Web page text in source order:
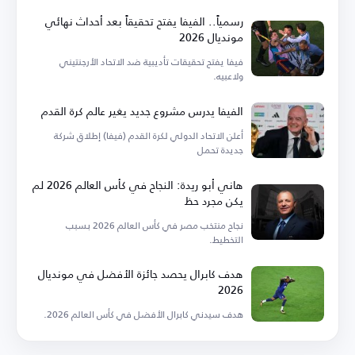
رسمياً.. الفيفا يفتح تحقيقاً بعد أحداث نهائي
مونديال 2026
فيفا يفتح تحقيقات تأديبية ضد الاتحاد الأرجنتيني
ولاعبيه.
الفيفا يدرس مشروع جديد يغير عالم كرة القدم
أعلن الاتحاد الدولي لكرة القدم (فيفا) إطلاق شركة
جديدة تحمل
هاني أبو ريدة: النجاح في كأس العالم 2026 لم
يكن مجرد حظ
نجاح منتخب مصر في كأس العالم 2026 بسبب
التخطيط.
هدف كابرال يحصد جائزة الأفضل في مونديال
2026
هدف سيدني كابرال الأفضل في كأس العالم 2026.